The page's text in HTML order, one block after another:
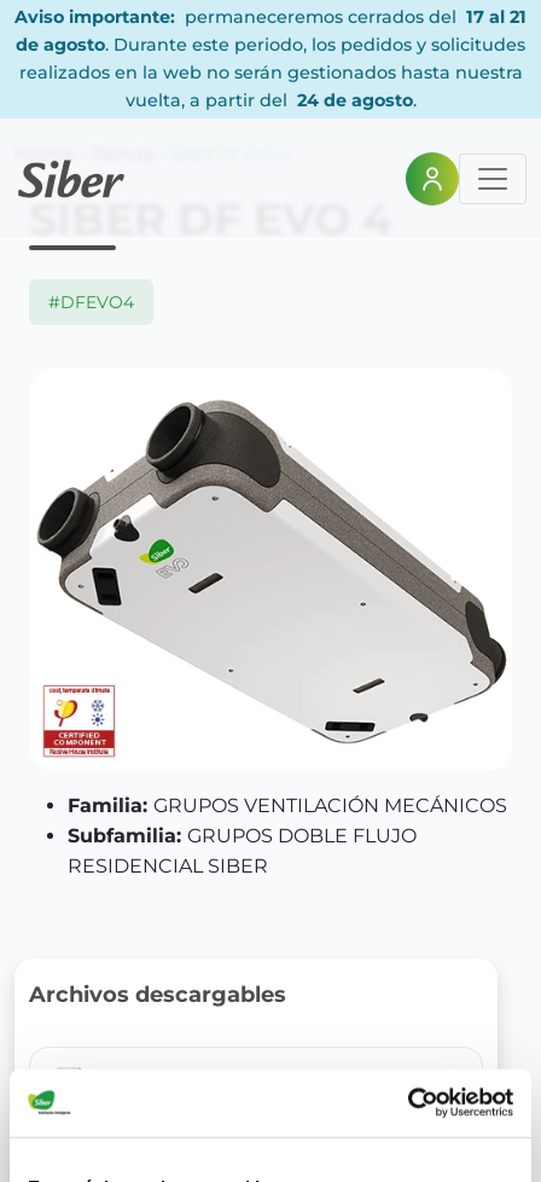
Aviso importante: permaneceremos cerrados del 17 al 21
de agosto. Durante este periodo, los pedidos y solicitudes
realizados en la web no serán gestionados hasta nuestra
vuelta, a partir del 24 de agosto.
Home
#DFEVO4
Familia: GRUPOS VENTILACIÓN MECÁNICOS
Subfamilia: GRUPOS DOBLE FLUJO
RESIDENCIAL SIBER
Archivos descargables